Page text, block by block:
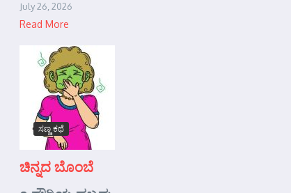
July 26, 2026
Read More
ಸಣ್ಣ ಕಥೆ
ಚಿನ್ನದ ಬೊಂಬೆ